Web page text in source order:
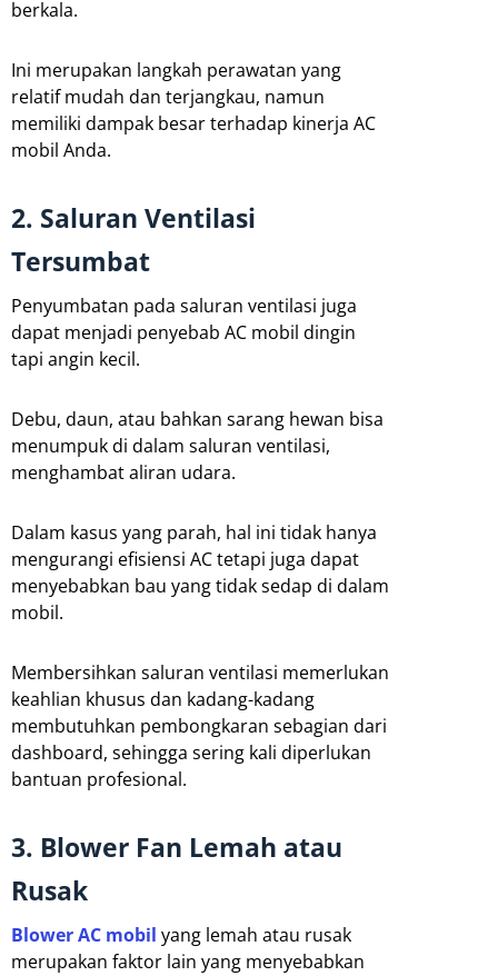
berkala.
Ini merupakan langkah perawatan yang
relatif mudah dan terjangkau, namun
memiliki dampak besar terhadap kinerja AC
mobil Anda.
2. Saluran Ventilasi
Tersumbat
Penyumbatan pada saluran ventilasi juga
dapat menjadi penyebab AC mobil dingin
tapi angin kecil.
Debu, daun, atau bahkan sarang hewan bisa
menumpuk di dalam saluran ventilasi,
menghambat aliran udara.
Dalam kasus yang parah, hal ini tidak hanya
mengurangi efisiensi AC tetapi juga dapat
menyebabkan bau yang tidak sedap di dalam
mobil.
Membersihkan saluran ventilasi memerlukan
keahlian khusus dan kadang-kadang
membutuhkan pembongkaran sebagian dari
dashboard, sehingga sering kali diperlukan
bantuan profesional.
3. Blower Fan Lemah atau
Rusak
Blower AC mobil yang lemah atau rusak
merupakan faktor lain yang menyebabkan